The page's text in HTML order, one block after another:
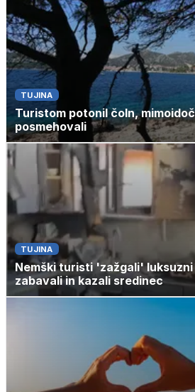
TUJINA
Turistom potonil čoln,
posmehovali
TUJINA
Nemški turisti 'zažgali'
zabavali in kazali sredinec